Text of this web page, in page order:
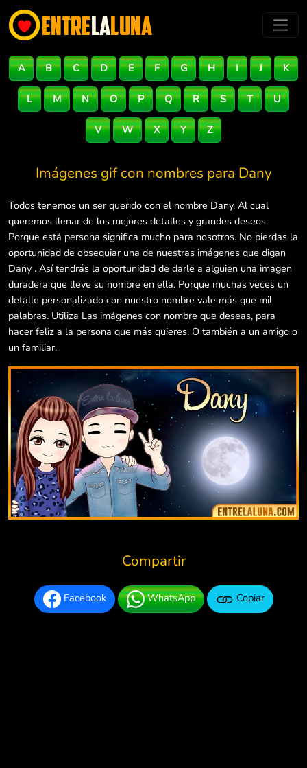
A B C D E F G H I J K
L M N O P Q R S T U
V W X Y Z
Imágenes gif con nombres para Dany
Todos tenemos un ser querido con el nombre Dany. Al cual
queremos llenar de los mejores detalles y grandes deseos.
Porque está persona significa mucho para nosotros. No pierdas la
oportunidad de obsequiar una de nuestras imágenes que digan
Dany . Así tendrás la oportunidad de darle a alguien una imagen
duradera que lleve su nombre en ella. Porque muchas veces un
detalle personalizado con nuestro nombre vale más que mil
palabras. Utiliza Las imágenes con nombre que deseas, para
hacer feliz a la persona que más quieres. O también a un amigo o
un familiar.
Compartir
Facebook WhatsApp Copiar